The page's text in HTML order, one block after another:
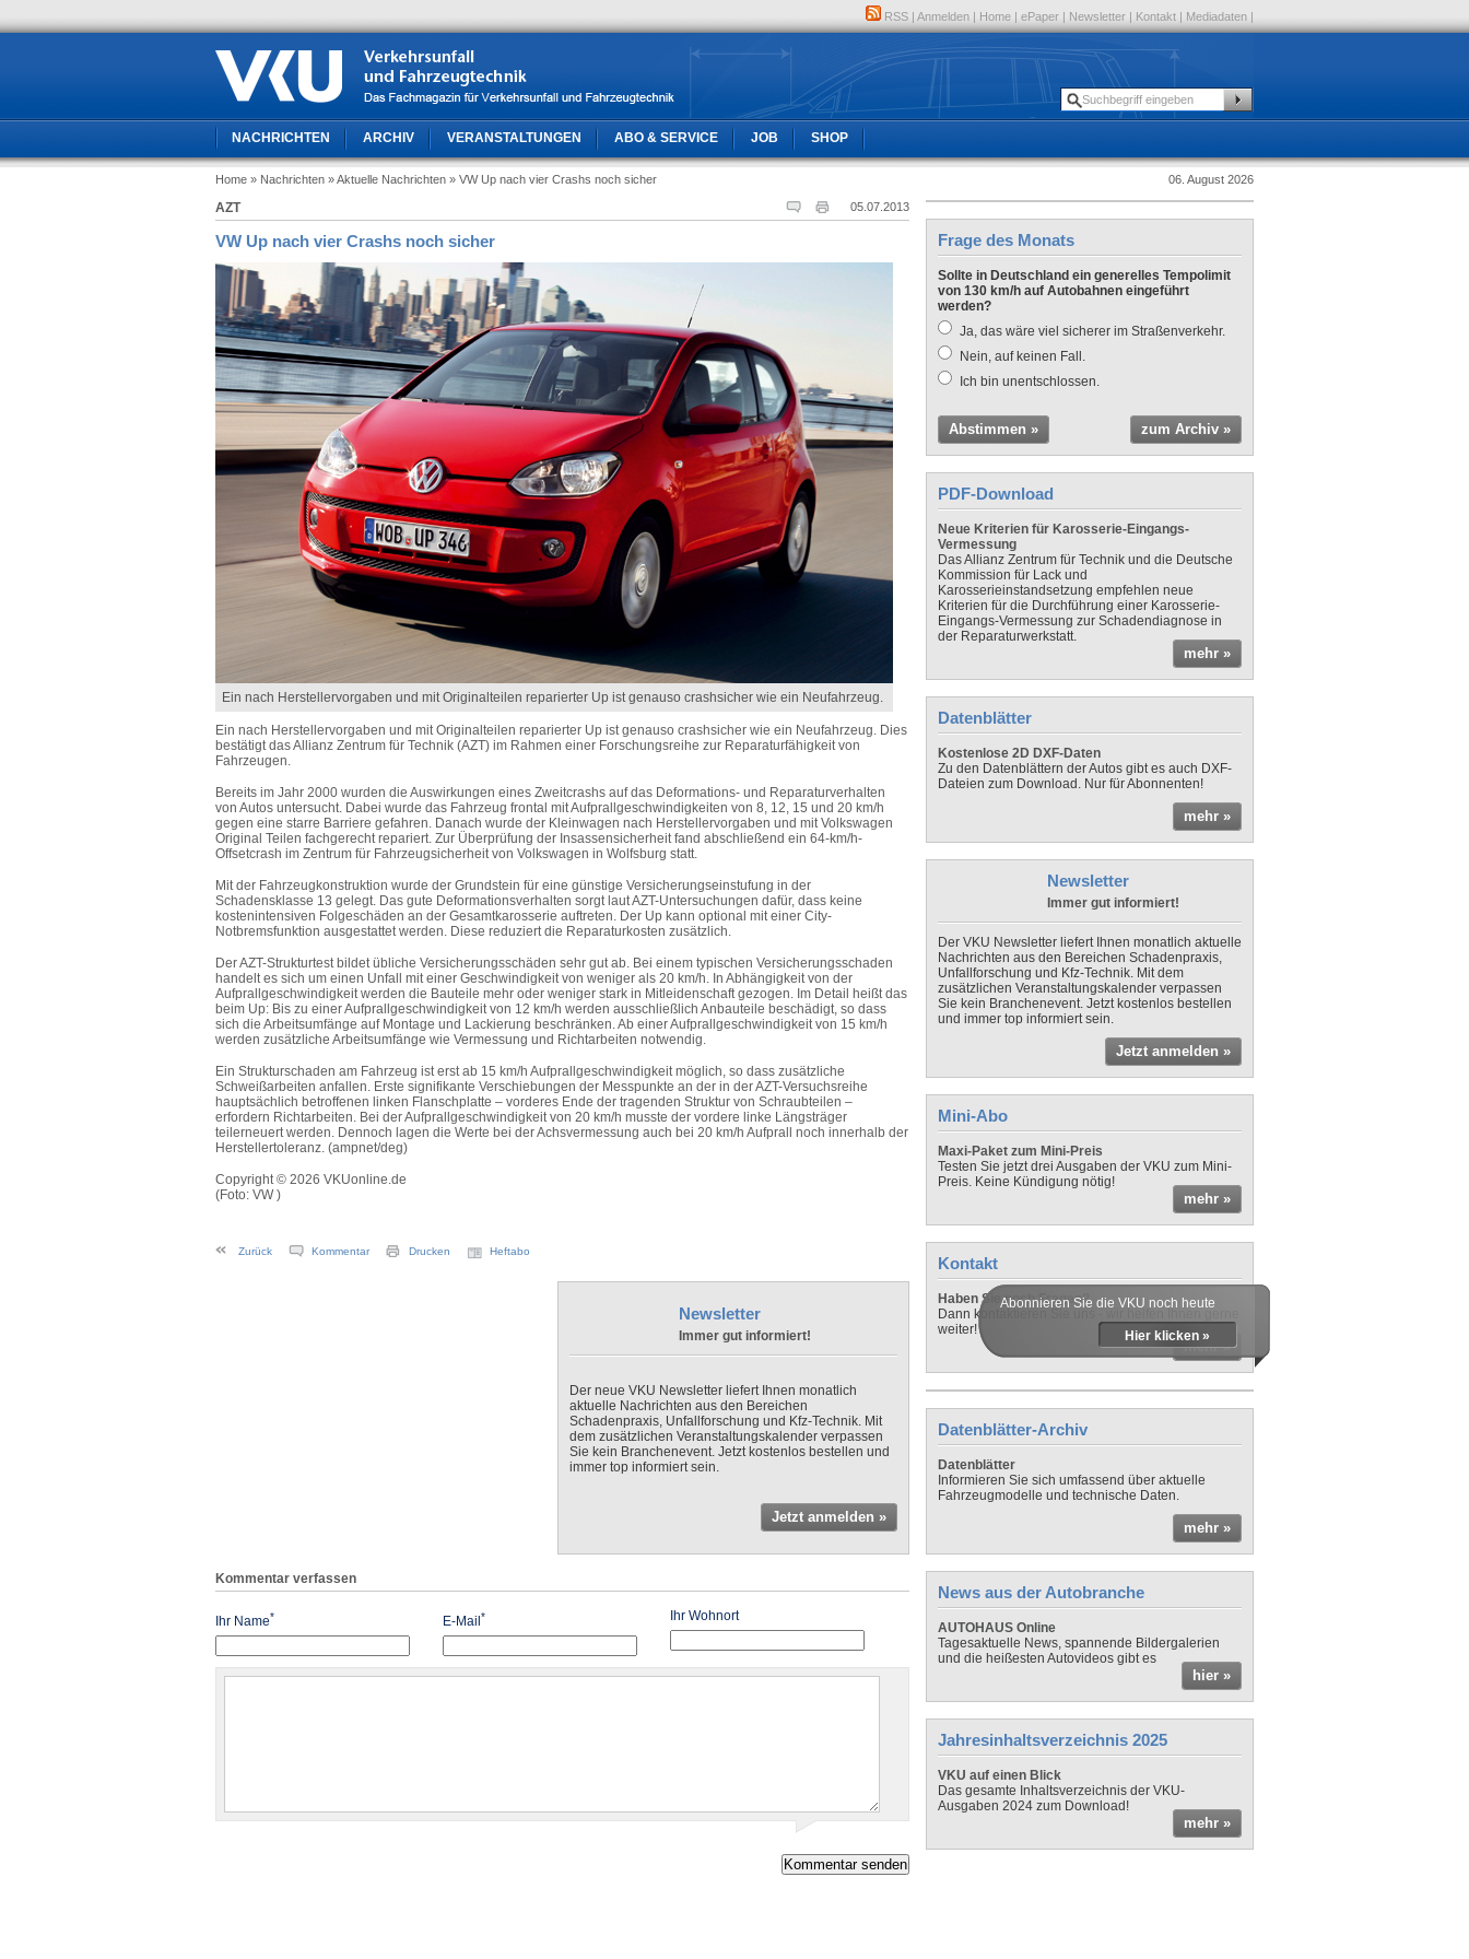
RSS | Anmelden | Home | ePaper | Newsletter | Kontakt | Mediadaten |
NACHRICHTEN ARCHIV VERANSTALTUNGEN ABO & SERVICE JOB SHOP
Home » Nachrichten » Aktuelle Nachrichten » VW Up nach vier Crashs noch sicher 06. August 2026
05.07.2013
AZT
VW Up nach vier Crashs noch sicher
Ein nach Herstellervorgaben und mit Originalteilen reparierter Up ist genauso crashsicher wie ein Neufahrzeug.
Ein nach Herstellervorgaben und mit Originalteilen reparierter Up ist genauso crashsicher wie ein Neufahrzeug. Dies
bestätigt das Allianz Zentrum für Technik (AZT) im Rahmen einer Forschungsreihe zur Reparaturfähigkeit von
Fahrzeugen.
Bereits im Jahr 2000 wurden die Auswirkungen eines Zweitcrashs auf das Deformations- und Reparaturverhalten
von Autos untersucht. Dabei wurde das Fahrzeug frontal mit Aufprallgeschwindigkeiten von 8, 12, 15 und 20 km/h
gegen eine starre Barriere gefahren. Danach wurde der Kleinwagen nach Herstellervorgaben und mit Volkswagen
Original Teilen fachgerecht repariert. Zur Überprüfung der Insassensicherheit fand abschließend ein 64-km/h-
Offsetcrash im Zentrum für Fahrzeugsicherheit von Volkswagen in Wolfsburg statt.
Mit der Fahrzeugkonstruktion wurde der Grundstein für eine günstige Versicherungseinstufung in der
Schadensklasse 13 gelegt. Das gute Deformationsverhalten sorgt laut AZT-Untersuchungen dafür, dass keine
kostenintensiven Folgeschäden an der Gesamtkarosserie auftreten. Der Up kann optional mit einer City-
Notbremsfunktion ausgestattet werden. Diese reduziert die Reparaturkosten zusätzlich.
Der AZT-Strukturtest bildet übliche Versicherungsschäden sehr gut ab. Bei einem typischen Versicherungsschaden
handelt es sich um einen Unfall mit einer Geschwindigkeit von weniger als 20 km/h. In Abhängigkeit von der
Aufprallgeschwindigkeit werden die Bauteile mehr oder weniger stark in Mitleidenschaft gezogen. Im Detail heißt das
beim Up: Bis zu einer Aufprallgeschwindigkeit von 12 km/h werden ausschließlich Anbauteile beschädigt, so dass
sich die Arbeitsumfänge auf Montage und Lackierung beschränken. Ab einer Aufprallgeschwindigkeit von 15 km/h
werden zusätzliche Arbeitsumfänge wie Vermessung und Richtarbeiten notwendig.
Ein Strukturschaden am Fahrzeug ist erst ab 15 km/h Aufprallgeschwindigkeit möglich, so dass zusätzliche
Schweißarbeiten anfallen. Erste signifikante Verschiebungen der Messpunkte an der in der AZT-Versuchsreihe
hauptsächlich betroffenen linken Flanschplatte – vorderes Ende der tragenden Struktur von Schraubteilen –
erfordern Richtarbeiten. Bei der Aufprallgeschwindigkeit von 20 km/h musste der vordere linke Längsträger
teilerneuert werden. Dennoch lagen die Werte bei der Achsvermessung auch bei 20 km/h Aufprall noch innerhalb der
Herstellertoleranz. (ampnet/deg)
Copyright © 2026 VKUonline.de
(Foto: VW )
Zurück Kommentar Drucken Heftabo
Newsletter
Immer gut informiert!
Der neue VKU Newsletter liefert Ihnen monatlich
aktuelle Nachrichten aus den Bereichen
Schadenpraxis, Unfallforschung und Kfz-Technik. Mit
dem zusätzlichen Veranstaltungskalender verpassen
Sie kein Branchenevent. Jetzt kostenlos bestellen und
immer top informiert sein.
Jetzt anmelden »
Kommentar verfassen
Ihr Name* E-Mail * Ihr Wohnort
Frage des Monats
Sollte in Deutschland ein generelles Tempolimit
von 130 km/h auf Autobahnen eingeführt
werden?
Ja, das wäre viel sicherer im Straßenverkehr.
Nein, auf keinen Fall.
Ich bin unentschlossen.
Abstimmen » zum Archiv »
PDF-Download
Neue Kriterien für Karosserie-Eingangs-
Vermessung
Das Allianz Zentrum für Technik und die Deutsche
Kommission für Lack und
Karosserieinstandsetzung empfehlen neue
Kriterien für die Durchführung einer Karosserie-
Eingangs-Vermessung zur Schadendiagnose in
der Reparaturwerkstatt.
mehr »
Datenblätter
Kostenlose 2D DXF-Daten
Zu den Datenblättern der Autos gibt es auch DXF-
Dateien zum Download. Nur für Abonnenten!
mehr »
Newsletter
Immer gut informiert!
Der VKU Newsletter liefert Ihnen monatlich aktuelle
Nachrichten aus den Bereichen Schadenpraxis,
Unfallforschung und Kfz-Technik. Mit dem
zusätzlichen Veranstaltungskalender verpassen
Sie kein Branchenevent. Jetzt kostenlos bestellen
und immer top informiert sein.
Jetzt anmelden »
Mini-Abo
Maxi-Paket zum Mini-Preis
Testen Sie jetzt drei Ausgaben der VKU zum Mini-
Preis. Keine Kündigung nötig!
mehr »
Kontakt
Haben Sie noch Fragen?
Dann kontaktieren Sie uns - wir helfen Ihnen gerne
weiter!
mehr »
Abonnieren Sie die VKU noch heute
Hier klicken »
Datenblätter-Archiv
Datenblätter
Informieren Sie sich umfassend über aktuelle
Fahrzeugmodelle und technische Daten.
mehr »
News aus der Autobranche
AUTOHAUS Online
Tagesaktuelle News, spannende Bildergalerien
und die heißesten Autovideos gibt es
hier »
Jahresinhaltsverzeichnis 2025
VKU auf einen Blick
Das gesamte Inhaltsverzeichnis der VKU-
Ausgaben 2024 zum Download!
mehr »